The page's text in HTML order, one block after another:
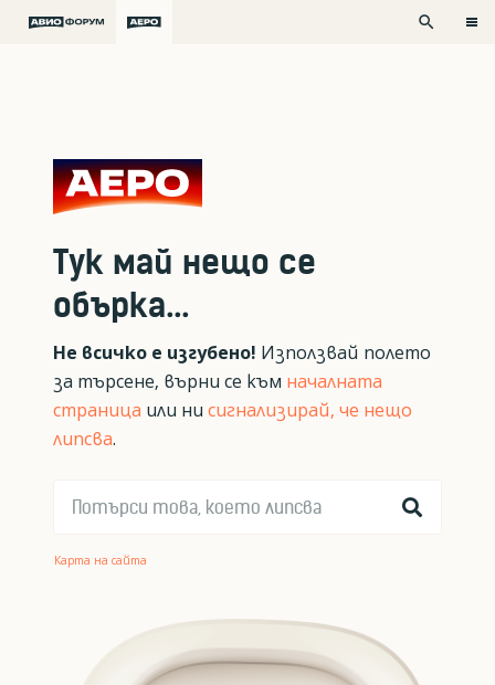
search
Тук май нещо се
обърка...
Не всичко е изгубено! Използвай полето
за търсене, върни се към началната
страница или ни сигнализирай, че нещо
липсва.
Карта на сайта